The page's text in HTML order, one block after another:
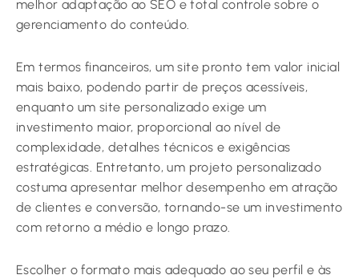
melhor adaptação ao SEO e total controle sobre o
gerenciamento do conteúdo.
Em termos financeiros, um site pronto tem valor inicial
mais baixo, podendo partir de preços acessíveis,
enquanto um site personalizado exige um
investimento maior, proporcional ao nível de
complexidade, detalhes técnicos e exigências
estratégicas. Entretanto, um projeto personalizado
costuma apresentar melhor desempenho em atração
de clientes e conversão, tornando-se um investimento
com retorno a médio e longo prazo.
Escolher o formato mais adequado ao seu perfil e às